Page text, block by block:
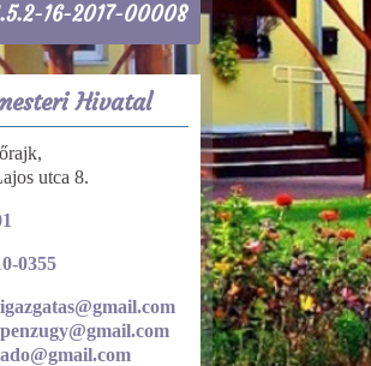
Tevékenységre, működésre
vonatkozó adatok
Közérdekű adatok igénylése,
közzétételi listák
16-2017-00008
Hivatal
utca 8.
0355